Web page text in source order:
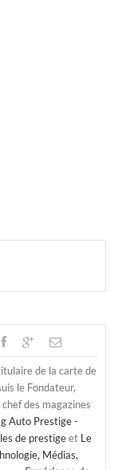
de la carte de
le Fondateur,
des magazines
Auto Prestige -
de prestigeet Le
Médias,